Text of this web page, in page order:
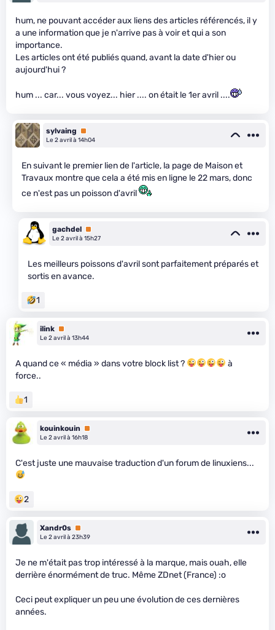
hum, ne pouvant accéder aux liens des articles référencés, il y
a une information que je n'arrive pas à voir et qui a son
importance.
Les articles ont été publiés quand, avant la date d'hier ou
aujourd'hui ?
hum ... car... vous voyez... hier .... on était le 1er avril ....
sylvaing
Premium
Le 2 avril à 14h04
En suivant le premier lien de l'article, la page de Maison et
Travaux montre que cela a été mis en ligne le 22 mars, donc
ce n'est pas un poisson d'avril
gachdel Premium
Le 2 avril à 15h27
Les meilleurs poissons d'avril sont parfaitement préparés et
sortis en avance.
1
ilink Premium
Le 2 avril à 13h44
A quand ce « média » dans votre block list ?
à
force..
1
kouinkouin
Premium
Le 2 avril à 16h18
C'est juste une mauvaise traduction d'un forum de linuxiens...
2
Xandr0s Premium
Le 2 avril à 23h39
Je ne m'était pas trop intéressé à la marque, mais ouah, elle
derrière énormément de truc. Même ZDnet (France) :o
Ceci peut expliquer un peu une évolution de ces dernières
années.